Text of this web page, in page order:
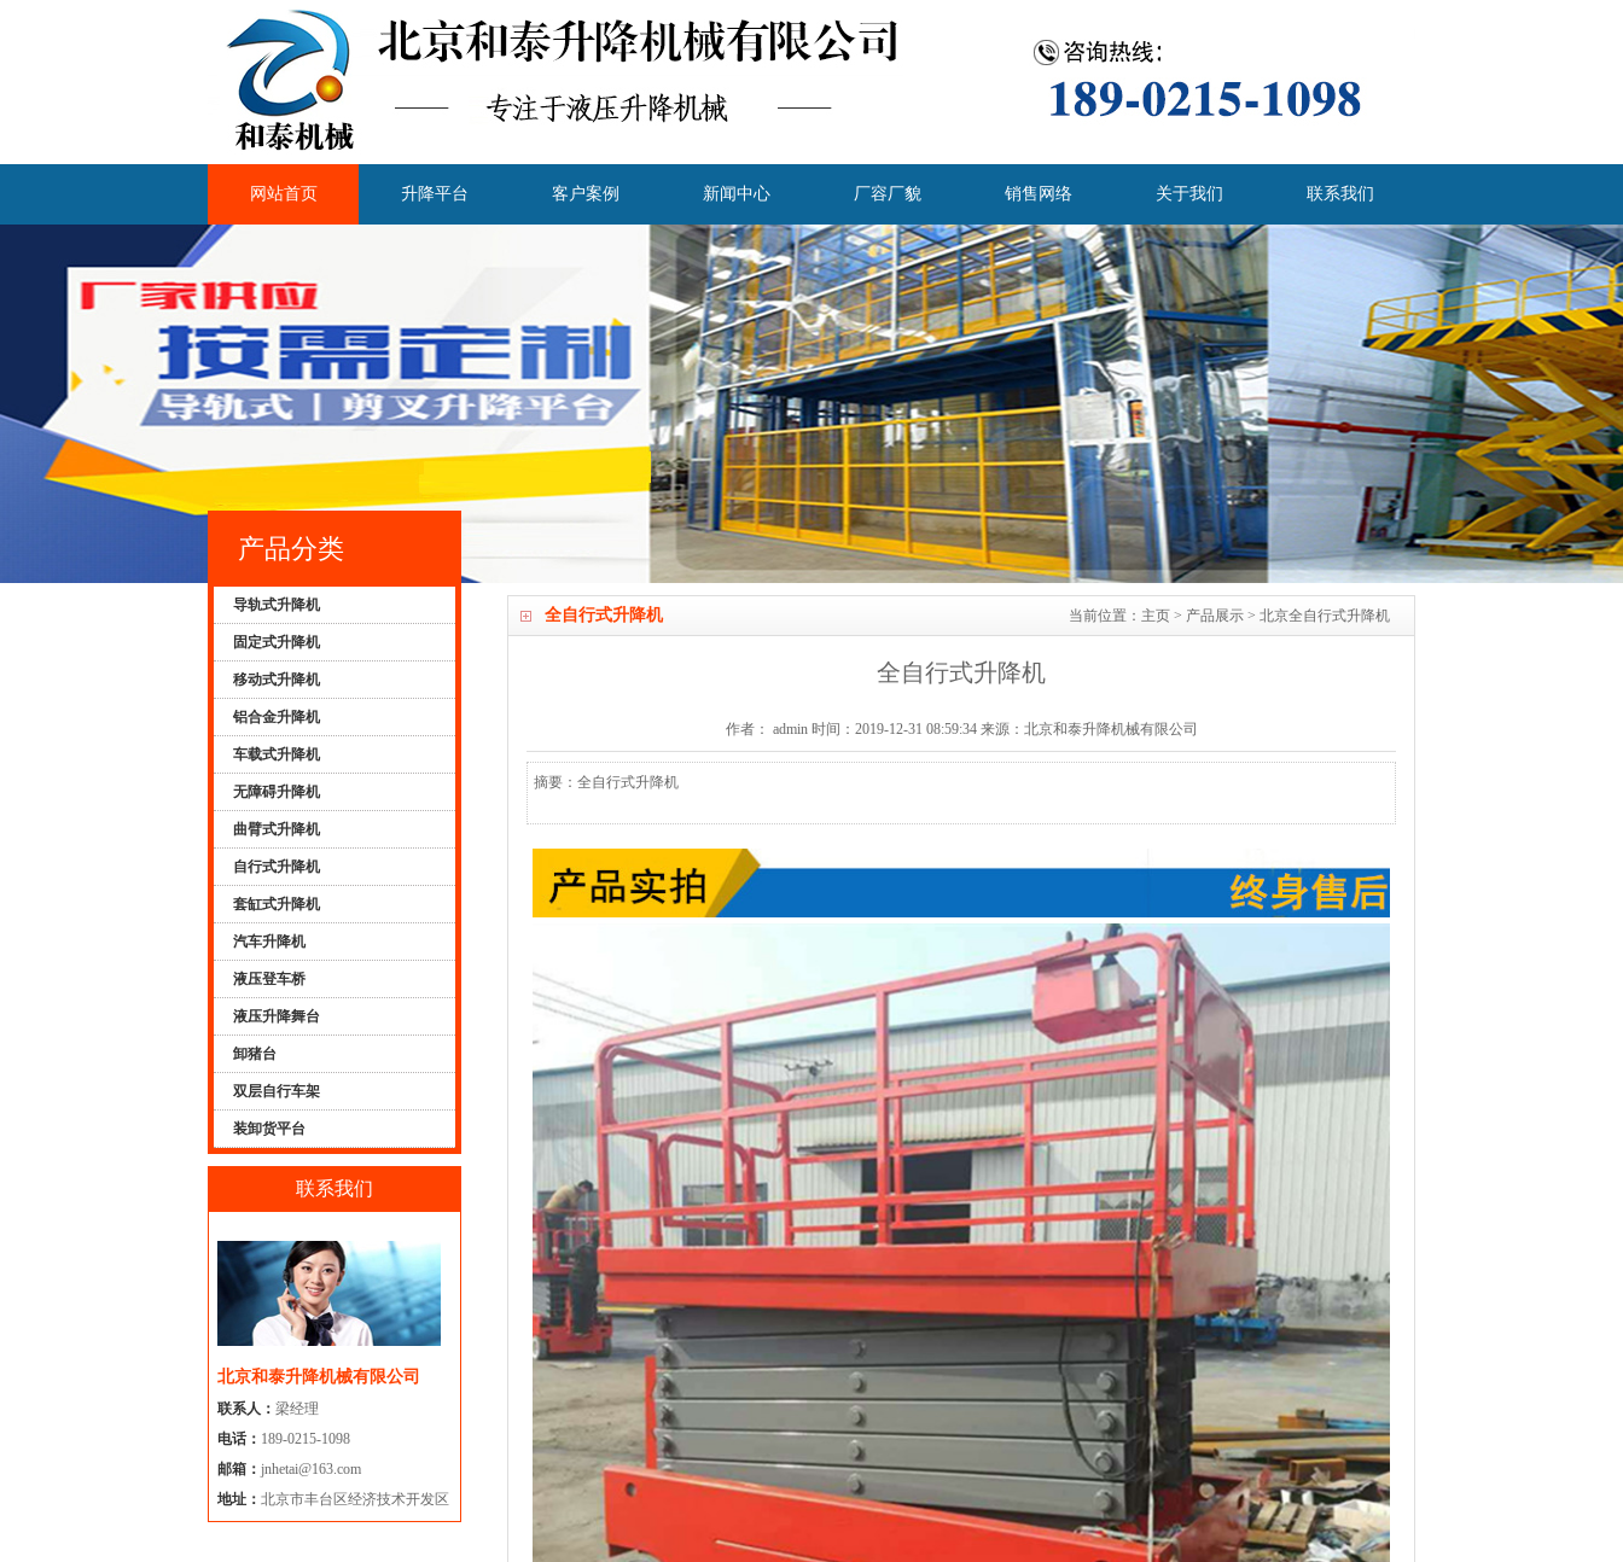
网站首页 升降平台 客户案例 新闻中心 厂容厂貌 销售网络 关于我们 联系我们
全自行式升降机 当前位置： 主页 > 产品展示 > 北京全自行式升降机
全自行式升降机
作者： admin 时间：2019-12-31 08:59:34 来源：北京和泰升降机械有限公司
摘要：全自行式升降机
产品分类
导轨式升降机
固定式升降机
移动式升降机
铝合金升降机
车载式升降机
无障碍升降机
曲臂式升降机
自行式升降机
套缸式升降机
汽车升降机
液压登车桥
液压升降舞台
卸猪台
双层自行车架
装卸货平台
联系我们
北京和泰升降机械有限公司
联系人： 梁经理
电话： 189-0215-1098
邮箱： jnhetai@163.com
地址： 北京市丰台区经济技术开发区